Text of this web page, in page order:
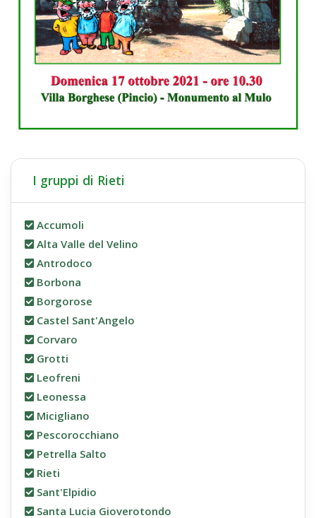
I gruppi di Rieti
Accumoli
Alta Valle del Velino
Antrodoco
Borbona
Borgorose
Castel Sant'Angelo
Corvaro
Grotti
Leofreni
Leonessa
Micigliano
Pescorocchiano
Petrella Salto
Rieti
Sant'Elpidio
Santa Lucia Gioverotondo